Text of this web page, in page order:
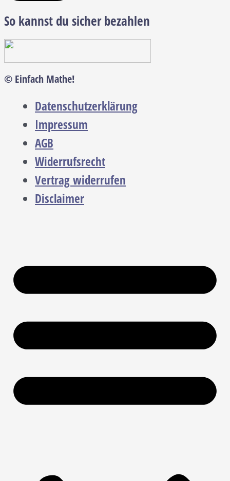
So kannst du sicher bezahlen
© Einfach Mathe!
Datenschutzerklärung
Impressum
AGB
Widerrufsrecht
Vertrag widerrufen
Disclaimer